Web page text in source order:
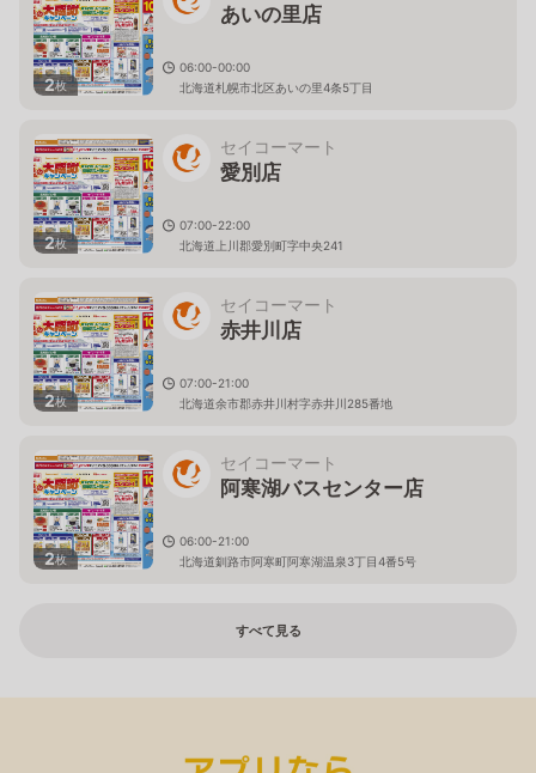
2枚
あいの里店
06:00-00:00
北海道札幌市北区あいの里4条5丁目
2枚
セイコーマート
愛別店
07:00-22:00
北海道上川郡愛別町字中央241
2枚
セイコーマート
赤井川店
07:00-21:00
北海道余市郡赤井川村字赤井川285番地
2枚
セイコーマート
阿寒湖バスセンター店
06:00-21:00
北海道釧路市阿寒町阿寒湖温泉3丁目4番5号
すべて見る